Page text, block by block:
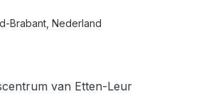
Brabant, Nederland
van Etten-Leur